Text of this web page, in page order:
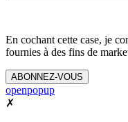
En cochant cette case, je
fournies à des fins de
ABONNEZ-VOUS
openpopup
✗